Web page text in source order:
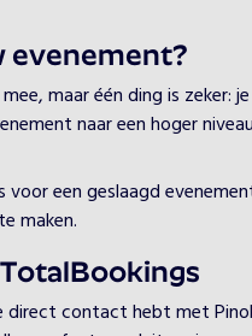
evenement?
maar één ding is
naar een hoger
een geslaagd
maken.
contact hebt met